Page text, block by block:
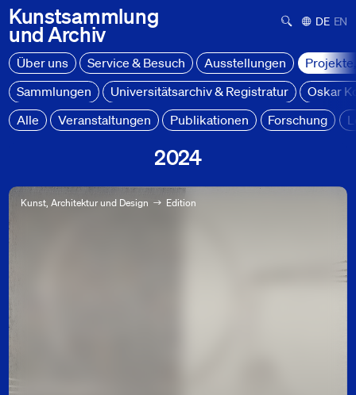
Kunstsammlung
undArchiv
Deutsch
Über uns Service & Besuch Ausstellungen
Sammlungen
Universitätsarchiv & Registratur
Oskar
Alle
Veranstaltungen Publikationen Forschung
Projekte, Forschung & Lehre2024
Kunst, Architektur und Design Edition